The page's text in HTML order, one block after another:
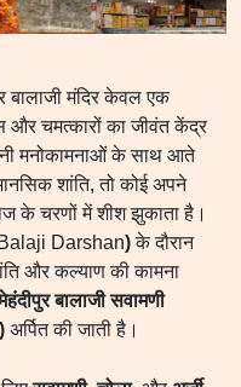
बालाजी मंदिर केवल एक
और चमत्कारों का जीवंत केंद्र
मनोकामनाओं के साथ आते
शांति, तो कोई अपने
के चरणों में शीश झुकाता है।
Balaji Darshan)के दौरान
और कल्याण की कामना
बालाजी सवामणी
) अर्पित की जाती है।